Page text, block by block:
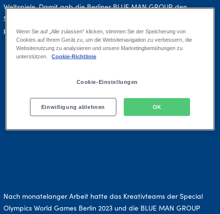
Weltspiele. Damit gab die Berliner BLUE MAN GROUP den
Startschuss für ein 9-tägiges Programm voller Sport, Freude und
puren Emotionen.
00:00
Nach monatelanger Arbeit hatte das Kreativteams der Special
Olympics World Games Berlin 2023 und die BLUE MAN GROUP
Wenn Sie auf „Alle zulassen“ klicken, stimmen Sie der Speicherung von
Cookies auf Ihrem Gerät zu, um die Websitenavigation zu verbessern, die
Websitenutzung zu analysieren und unsere Marketingbemühungen zu
unterstützen.
Cookie-Richtlinie
Cookie-Einstellungen
Einwilligung ablehnen OK